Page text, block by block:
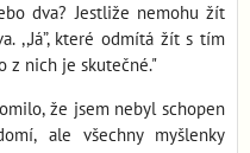
dva? Jestliže nemohu žít
,,Já”, které odmítá žít s tím
z nich je skutečné."
že jsem nebyl schopen
ale všechny myšlenky